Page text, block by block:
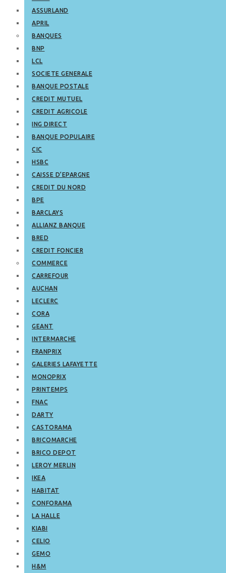
ASSURLAND
APRIL
BANQUES
BNP
LCL
SOCIETE GENERALE
BANQUE POSTALE
CREDIT MUTUEL
CREDIT AGRICOLE
ING DIRECT
BANQUE POPULAIRE
CIC
HSBC
CAISSE D’EPARGNE
CREDIT DU NORD
BPE
BARCLAYS
ALLIANZ BANQUE
BRED
CREDIT FONCIER
COMMERCE
CARREFOUR
AUCHAN
LECLERC
CORA
GEANT
INTERMARCHE
FRANPRIX
GALERIES LAFAYETTE
MONOPRIX
PRINTEMPS
FNAC
DARTY
CASTORAMA
BRICOMARCHE
BRICO DEPOT
LEROY MERLIN
IKEA
HABITAT
CONFORAMA
LA HALLE
KIABI
CELIO
GEMO
H&M